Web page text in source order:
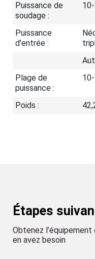
Puissance de
soudage :
Puissance
d'entrée :
Plage de
puissance :
Poids :
Étapes
Obtenez l’équipement
en avez besoin